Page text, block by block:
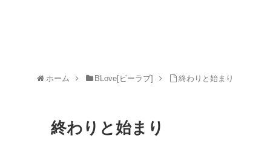
ホーム BLove[ビーラブ] 終わりと始まり
終わりと始まり